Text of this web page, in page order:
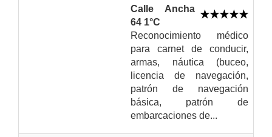
Calle Ancha
64 1°C
Reconocimiento médico
para carnet de conducir,
armas, náutica (buceo,
licencia de navegación,
patrón de navegación
básica, patrón de
embarcaciones de...